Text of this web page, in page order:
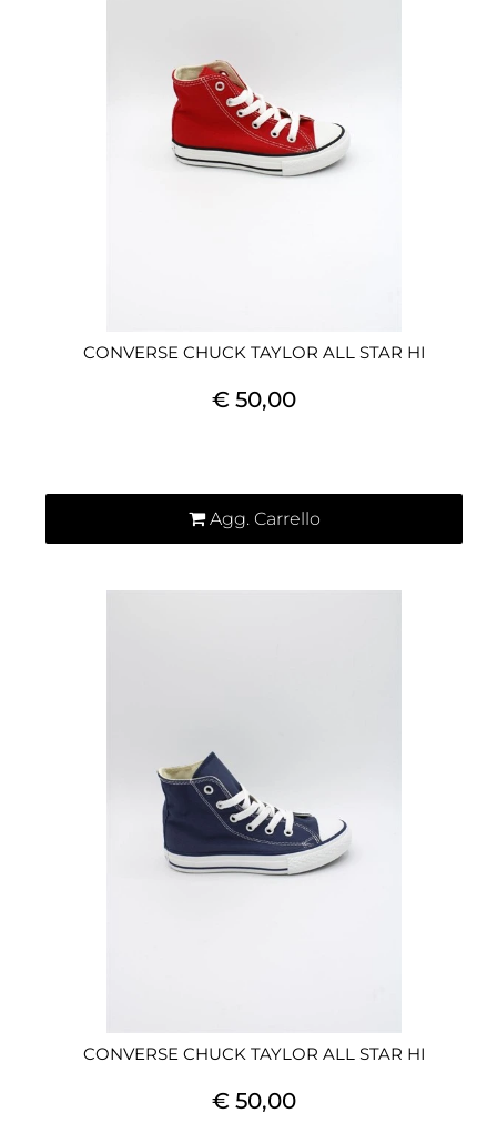
CONVERSE CHUCK TAYLOR ALL STAR HI
€ 50,00
Agg. Carrello
CONVERSE CHUCK TAYLOR ALL STAR HI
€ 50,00